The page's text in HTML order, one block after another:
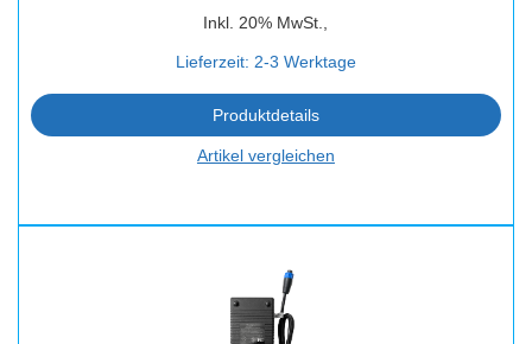
Inkl. 20% MwSt.,
Lieferzeit: 2-3 Werktage
Produktdetails
Artikel vergleichen